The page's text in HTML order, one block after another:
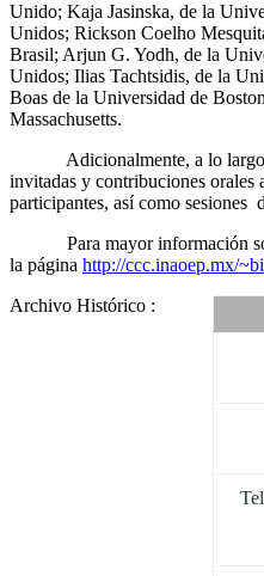
Unido; Kaja Jasinska, de la
Unidos; Rickson Coelho
Brasil; Arjun G. Yodh, de la
Unidos; Ilias Tachtsidis, de la
Boas de la Universidad de
Massachusetts.
Adicionalmente, a lo largo
invitadas y contribuciones orales
participantes, así como sesiones
Para mayor información
la página http://ccc.inaoep.mx/
Archivo Histórico :